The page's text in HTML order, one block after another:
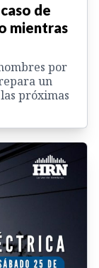
de
mientras
por
un
próximas